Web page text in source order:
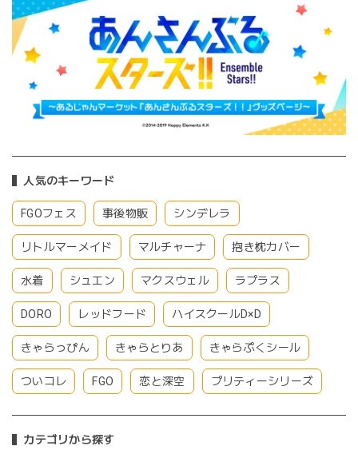
人気のキーワード
FGOフェス 事後物販 シンデレラ
リトルマーメイド マルチャーナ 抱き枕カバー
水着 シュエン マクスウェル ラプラス
DORO レッドフード ハイスクールD×D
きゃらっぴん きゃらとりあ きゃらぷくシール
ついコレ FGO 恋と深空 プリティーシリーズ
カテゴリから探す